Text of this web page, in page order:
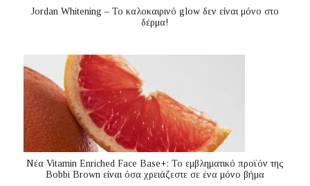
Jordan Whitening – Το καλοκαιρινό glow δεν είναι μόνο στο
δέρμα!
Nέα Vitamin Enriched Face Base+: Το εμβληματικό προϊόν της
Bobbi Brown είναι όσα χρειάζεστε σε ένα μόνο βήμα